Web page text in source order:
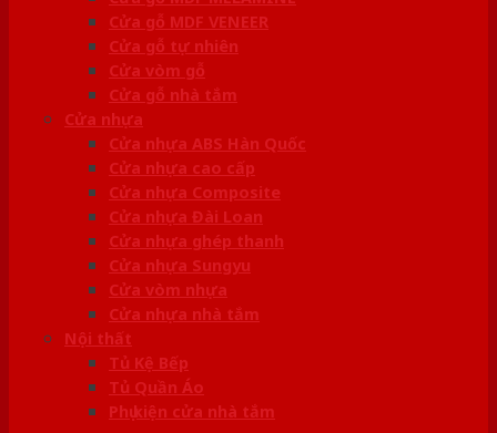
Cửa gỗ MDF VENEER
Cửa gỗ tự nhiên
Cửa vòm gỗ
Cửa gỗ nhà tắm
Cửa nhựa
Cửa nhựa ABS Hàn Quốc
Cửa nhựa cao cấp
Cửa nhựa Composite
Cửa nhựa Đài Loan
Cửa nhựa ghép thanh
Cửa nhựa Sungyu
Cửa vòm nhựa
Cửa nhựa nhà tắm
Nội thất
Tủ Kệ Bếp
Tủ Quần Áo
Phụ kiện cửa nhà tắm